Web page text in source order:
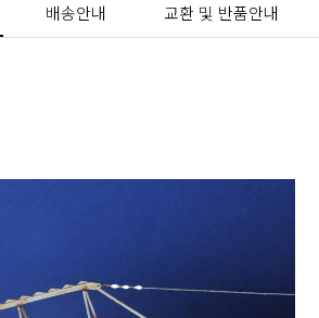
배송안내 교환 및 반품안내